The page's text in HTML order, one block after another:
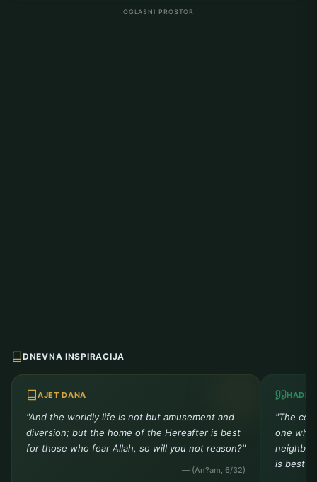
OGLASNI PROSTOR
DNEVNA INSPIRACIJA
AJET DANA
"And the worldly life is not but amusement and
diversion; but the home of the Hereafter is best
for those who fear Allah, so will you not reason?"
— (An?am, 6/32)
HADIS
"The
one who
is best